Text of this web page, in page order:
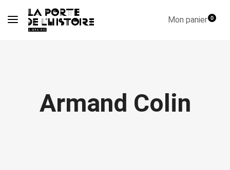
Mon panier0
Armand Colin